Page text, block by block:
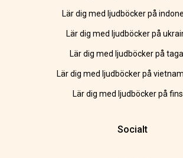
Lär dig med ljudböcker på
Lär dig med ljudböcker på
Lär dig med ljudböcker på
Lär dig med ljudböcker på
Lär dig med ljudböcker på
Socialt